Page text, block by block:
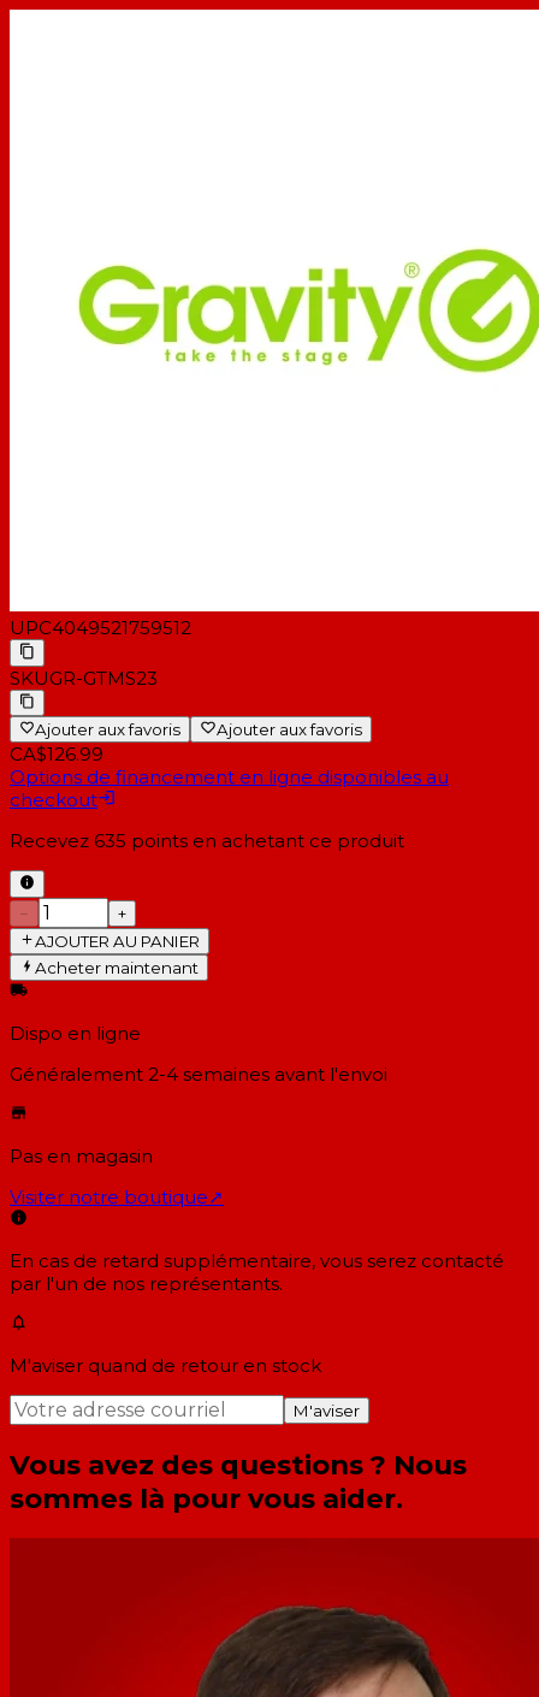
UPC4049521759512
SKUGR-GTMS23
Ajouter aux favoris Ajouter aux favoris
CA$126.99
Options de financement en ligne disponibles au
checkout
Recevez 635 points en achetant ce produit
−
+
AJOUTER AU PANIER
Acheter maintenant
Dispo en ligne
Généralement 2-4 semaines avant l'envoi
Pas en magasin
Visiter notre boutique↗
En cas de retard supplémentaire, vous serez contacté
par l'un de nos représentants.
M'aviser quand de retour en stock
M'aviser
Vous avez des questions ? Nous
sommes là pour vous aider.